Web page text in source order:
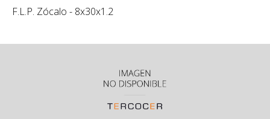
F.L.P. Zócalo - 8x30x1.2